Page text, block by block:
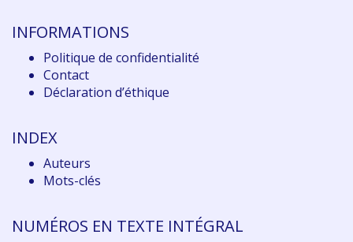
INFORMATIONS
Politique de confidentialité
Contact
Déclaration d’éthique
INDEX
Auteurs
Mots-clés
NUMÉROS EN TEXTE INTÉGRAL